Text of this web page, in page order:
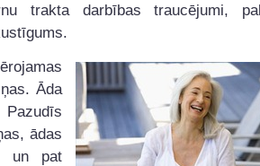
trakta darbības traucējumi,
Āda
ādas
un pat